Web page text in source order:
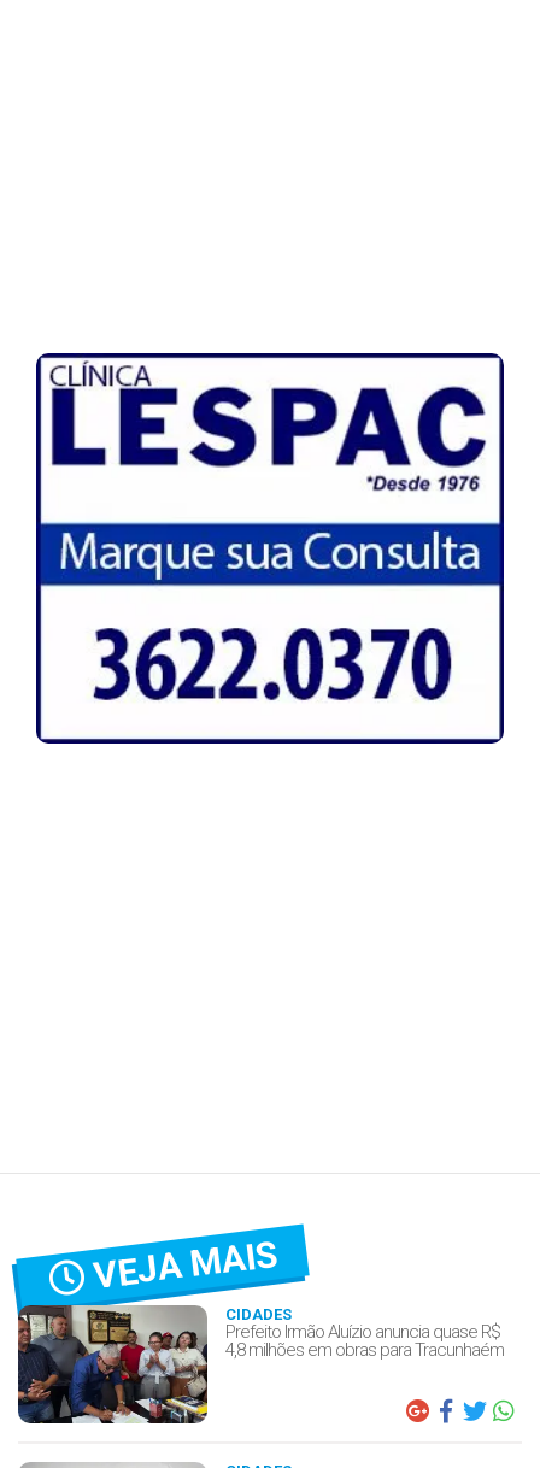
VEJA MAIS
CIDADES
Prefeito Irmão Aluízio anuncia quase R$
4,8 milhões em obras para Tracunhaém